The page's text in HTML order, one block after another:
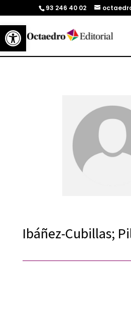
Abrir barra de herramientas
93 246 40 02
Ibáñez-Cubillas;